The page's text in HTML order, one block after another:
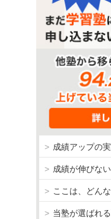
成績アップの
成績が伸びな
ここは、どん
当塾が選ばれ